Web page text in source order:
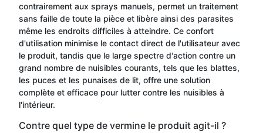
contrairement aux sprays manuels, permet un traitement
sans faille de toute la pièce et libère ainsi des parasites
même les endroits difficiles à atteindre. Ce confort
d'utilisation minimise le contact direct de l'utilisateur avec
le produit, tandis que le large spectre d'action contre un
grand nombre de nuisibles courants, tels que les blattes,
les puces et les punaises de lit, offre une solution
complète et efficace pour lutter contre les nuisibles à
l'intérieur.
Contre quel type de vermine le produit agit-il ?